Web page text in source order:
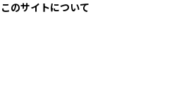
このサイトについて